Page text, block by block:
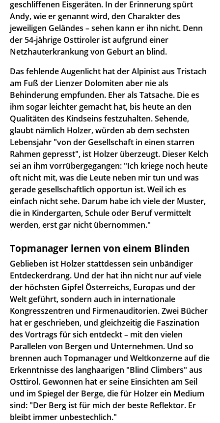
geschliffenen Eisgeräten. In der Erinnerung spürt
Andy, wie er genannt wird, den Charakter des
jeweiligen Geländes – sehen kann er ihn nicht. Denn
der 54-jährige Osttiroler ist aufgrund einer
Netzhauterkrankung von Geburt an blind.
Das fehlende Augenlicht hat der Alpinist aus Tristach
am Fuß der Lienzer Dolomiten aber nie als
Behinderung empfunden. Eher als Tatsache. Die es
ihm sogar leichter gemacht hat, bis heute an den
Qualitäten des Kindseins festzuhalten. Sehende,
glaubt nämlich Holzer, würden ab dem sechsten
Lebensjahr "von der Gesellschaft in einen starren
Rahmen gepresst", ist Holzer überzeugt. Dieser Kelch
sei an ihm vorrübergegangen: "Ich kriege noch heute
oft nicht mit, was die Leute neben mir tun und was
gerade gesellschaftlich opportun ist. Weil ich es
einfach nicht sehe. Darum habe ich viele der Muster,
die in Kindergarten, Schule oder Beruf vermittelt
werden, erst gar nicht übernommen."
Topmanager lernen von einem Blinden
Geblieben ist Holzer stattdessen sein unbändiger
Entdeckerdrang. Und der hat ihn nicht nur auf viele
der höchsten Gipfel Österreichs, Europas und der
Welt geführt, sondern auch in internationale
Kongresszentren und Firmenauditorien. Zwei Bücher
hat er geschrieben, und gleichzeitig die Faszination
des Vortrags für sich entdeckt – mit den vielen
Parallelen von Bergen und Unternehmen. Und so
brennen auch Topmanager und Weltkonzerne auf die
Erkenntnisse des langhaarigen "Blind Climbers" aus
Osttirol. Gewonnen hat er seine Einsichten am Seil
und im Spiegel der Berge, die für Holzer ein Medium
sind: "Der Berg ist für mich der beste Reflektor. Er
bleibt immer unbestechlich."